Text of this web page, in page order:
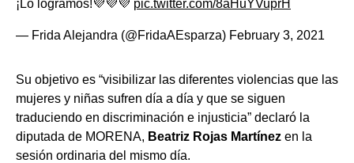
¡Lo logramos!💜💜💜 pic.twitter.com/8aHuYVuprH
— Frida Alejandra (@FridaAEsparza) February 3, 2021
Su objetivo es “visibilizar las diferentes violencias que las
mujeres y niñas sufren día a día y que se siguen
traduciendo en discriminación e injusticia” declaró la
diputada de MORENA, Beatriz Rojas Martínez en la
sesión ordinaria del mismo día.